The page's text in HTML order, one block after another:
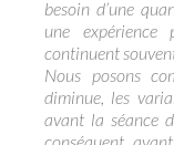
besoin d’une
une expérience
continuent
Nous posons
diminue, les
avant la séance